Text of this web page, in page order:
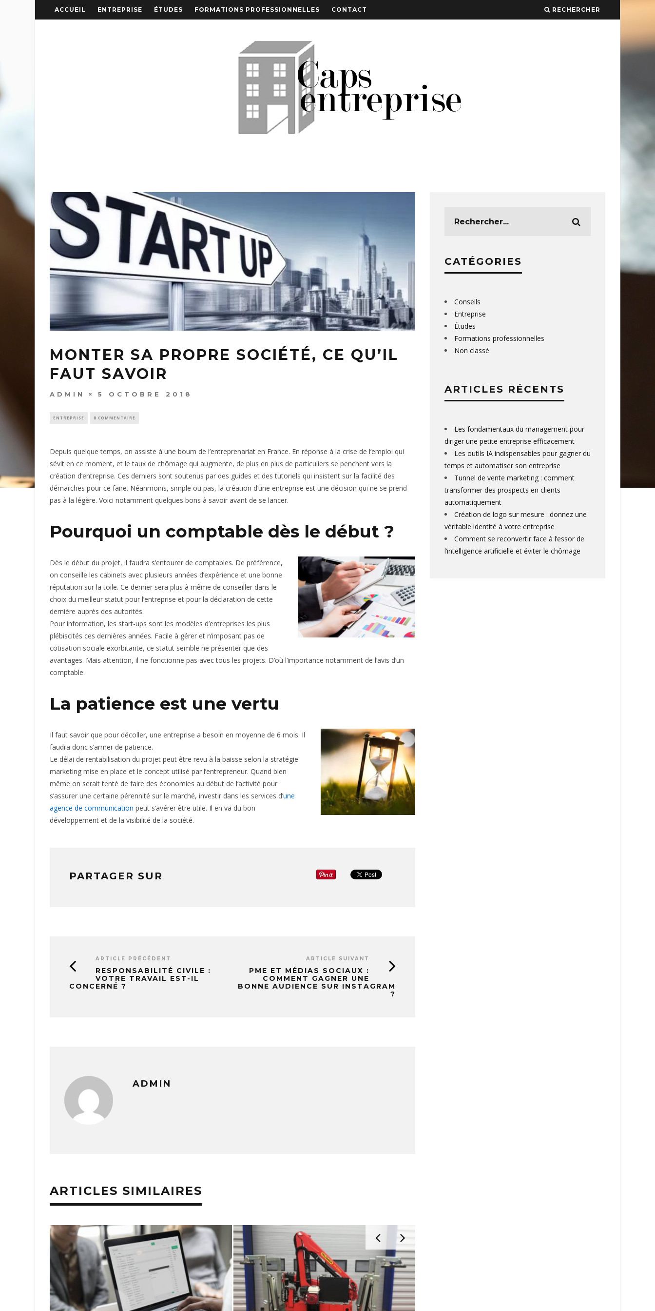
ACCUEIL ENTREPRISE ÉTUDES FORMATIONS PROFESSIONNELLES CONTACT RECHERCHER
MONTER SA PROPRE SOCIÉTÉ, CE QU’IL
FAUT SAVOIR
ADMIN 5 OCTOBRE 2018
ENTREPRISE 0 COMMENTAIRE
Depuis quelque temps, on assiste à une boum de l’entreprenariat en France. En réponse à la crise de l’emploi qui
sévit en ce moment, et le taux de chômage qui augmente, de plus en plus de particuliers se penchent vers la
création d’entreprise. Ces derniers sont soutenus par des guides et des tutoriels qui insistent sur la facilité des
démarches pour ce faire. Néanmoins, simple ou pas, la création d’une entreprise est une décision qui ne se prend
pas à la légère. Voici notamment quelques bons à savoir avant de se lancer.
Pourquoi un comptable dès le début ?
Dès le début du projet, il faudra s’entourer de comptables. De préférence,
on conseille les cabinets avec plusieurs années d’expérience et une bonne
réputation sur la toile. Ce dernier sera plus à même de conseiller dans le
choix du meilleur statut pour l’entreprise et pour la déclaration de cette
dernière auprès des autorités.
Pour information, les start-ups sont les modèles d’entreprises les plus
plébiscités ces dernières années. Facile à gérer et n’imposant pas de
cotisation sociale exorbitante, ce statut semble ne présenter que des
avantages. Mais attention, il ne fonctionne pas avec tous les projets. D’où l’importance notamment de l’avis d’un
comptable.
La patience est une vertu
Il faut savoir que pour décoller, une entreprise a besoin en moyenne de 6 mois. Il
faudra donc s’armer de patience.
Le délai de rentabilisation du projet peut être revu à la baisse selon la stratégie
marketing mise en place et le concept utilisé par l’entrepreneur. Quand bien
même on serait tenté de faire des économies au début de l’activité pour
s’assurer une certaine pérennité sur le marché, investir dans les services d’une
agence de communication peut s’avérer être utile. Il en va du bon
développement et de la visibilité de la société.
PARTAGER SUR
ARTICLE PRÉCÉDENT
RESPONSABILITÉ CIVILE :
VOTRE TRAVAIL EST-IL
CONCERNÉ ?
ARTICLE SUIVANT
PME ET MÉDIAS SOCIAUX :
COMMENT GAGNER UNE
BONNE AUDIENCE SUR INSTAGRAM
?
ADMIN
ARTICLES SIMILAIRES
CATÉGORIES
Conseils
Entreprise
Études
Formations professionnelles
Non classé
ARTICLES RÉCENTS
Les fondamentaux du management pour
diriger une petite entreprise efficacement
Les outils IA indispensables pour gagner du
temps et automatiser son entreprise
Tunnel de vente marketing : comment
transformer des prospects en clients
automatiquement
Création de logo sur mesure : donnez une
véritable identité à votre entreprise
Comment se reconvertir face à l’essor de
l’intelligence artificielle et éviter le chômage